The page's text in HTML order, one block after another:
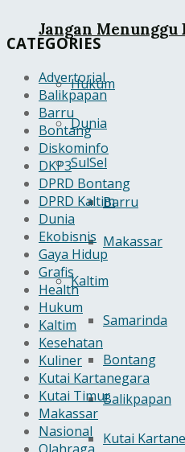
Jangan Menunggu
Hukum
Dunia
SulSel
Barru
Makassar
Kaltim
Samarinda
Bontang
Balikpapan
Kutai
CATEGORIES
Advertorial
Balikpapan
Barru
Bontang
Diskominfo
DKP3
DPRD Bontang
DPRD Kaltim
Dunia
Ekobisnis
Gaya Hidup
Grafis
Health
Hukum
Kaltim
Kesehatan
Kuliner
Kutai Kartanegara
Kutai Timur
Makassar
Nasional